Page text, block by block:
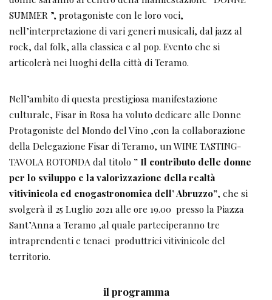
SUMMER ”, protagoniste con le loro voci,
nell’interpretazione di vari generi musicali, dal jazz al
rock, dal folk, alla classica e al pop. Evento che si
articolerà nei luoghi della città di Teramo.
Nell’ambito di questa prestigiosa manifestazione
culturale, Fisar in Rosa ha voluto dedicare alle Donne
Protagoniste del Mondo del Vino ,con la collaborazione
della Delegazione Fisar di Teramo, un WINE TASTING-
TAVOLA ROTONDA dal titolo ” Il contributo delle donne
per lo sviluppo e la valorizzazione della realtà
vitivinicola ed enogastronomica dell’ Abruzzo”, che si
svolgerà il 25 Luglio 2021 alle ore 19.00 presso la Piazza
Sant’Anna a Teramo ,al quale parteciperanno tre
intraprendenti e tenaci produttrici vitivinicole del
territorio.
il programma